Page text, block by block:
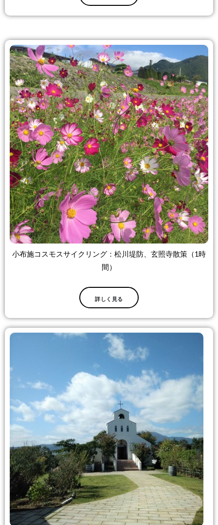
小布施コスモスサイクリング：松川堤防、玄照寺散策（1時
間）
詳しく見る